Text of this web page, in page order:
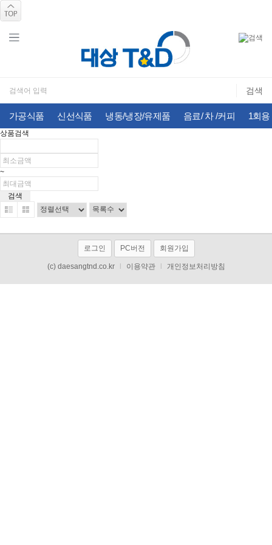
가공식품 신선식품 냉동/냉장/유제품 음료/ 차 /커피 1회
상품검색
~
로그인 PC버전 회원가입
(c) daesangtnd.co.kr 이용약관 개인정보처리방침